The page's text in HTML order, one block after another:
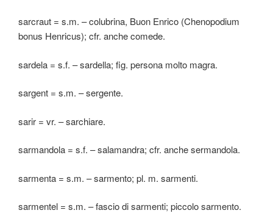
sarcraut = s.m. – colubrina, Buon Enrico (Chenopodium
bonus Henricus); cfr. anche comede.
sardela = s.f. – sardella; fig. persona molto magra.
sargent = s.m. – sergente.
sarir = vr. – sarchiare.
sarmandola = s.f. – salamandra; cfr. anche sermandola.
sarmenta = s.m. – sarmento; pl. m. sarmenti.
sarmentel = s.m. – fascio di sarmenti; piccolo sarmento.